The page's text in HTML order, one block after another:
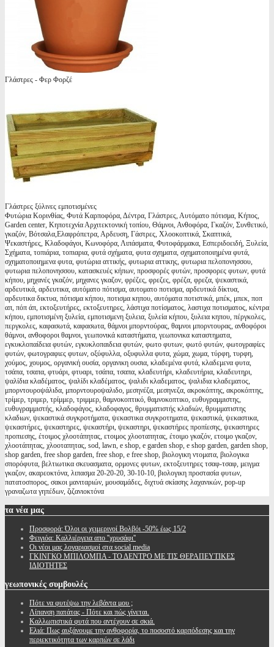
Γλάστρες - Φερ Φορζέ
Γλάστρες ξύλινες εμποτισμένες
Φυτώρια Κορινθίας, Φυτά Καρποφόρα, Δέντρα, Γλάστρες, Αυτόματο πότισμα, Κήπος,
Garden center, Κηποτεχνία Αρχιτεκτονική τοπίου, Θάμνοι, Ανθοφόρα, Γκαζόν, Συνθετικό,
γκαζόν, Βότσαλα,Ελαφρόπετρα, Αρδευση, Γάστρες, Χλοοκοπτικά, Σκαπτικά,
Ψεκαστήρες, Κλαδοφάγοι, Κωνοφόρα, Λιπάσματα, Φυτοφάρμακα, Εσπεριδοειδή, Ξυλεία,
Σχήματα, τοπιάρια, τοπιαρια, φυτά σχήματα, φυτα σχηματα, σχηματοποιημένα φυτά,
σχηματοποιημενα φυτα, φυτώρια αττικής, φυτωρια αττικης, φυτωρια πελοπονησσου,
φυτωρια πελοπονησσου, κατασκευές κήπων, προσφορές φυτών, προσφορες φυτων, φυτά
κήπου, μηχανές γκαζόν, μηχανες γκαζον, φρέζες, φρεζες, φρέζα, φρεζα, ψεκαστικά,
αρδευτικά, αρδευτικα, αυτόματο πότισμα, αυτοματο ποτισμα, αρδευτικά δίκτυα,
αρδευτικα δικτυα, πότισμα κήπου, ποτισμα κηπου, αυτόματα ποτιστικά, μπέκ, μπεκ, ποπ
απ, πόπ άπ, εκτοξευτήρες, εκτοξευτηρες, λάστιχα ποτίσματος, λαστιχα ποτισματος, κέντρα
κήπου, εμποτισμένη ξυλεία, εμποτισμενη ξυλεια, ξυλεία κήπου, ξυλεια κηπου, πέργκολες,
περγκολες, καφασωτά, καφασωτα, θάμνοι μπορντούρας, θαμνοι μπορντουρας, ανθοφόροι
θάμνοι, ανθοφοροι θαμνοι, γεωπονικά καταστήματα, γεωπονικα καταστηματα,
εγκυκλοπαίδεια φυτών, εγκυκλοπαιδεια φυτών, φωτο φυτων, φωτό φυτών, φωτογραφίες
φυτών, φωτογραφιες φυτων, οξύφυλλα, οξυφυλλα φυτα, χώμα, χωμα, τύρφη, τυρφη,
χούμος, χουμος, οργανική ουσία, οργανικη ουσια, κλαδεμένα φυτά, κλαδεμενα φυτα,
τσάπα, τσαπα, φτυάρι, φτυαρι, τσάπα, τσαπα, κλαδευτήρι, κλαδευτήρια, κλαδευτηρι,
ψαλίδια κλαδέματος, ψαλίδι κλαδέματος, ψαλιδι κλαδεματος, ψαλιδια κλαδεματος,
μπορντουροψάλιδα, μπορντουροψαλιδο, μεσηνέζα, μεσηνεζα, ακροκόπτης, ακροκόπτης,
τρίμερ, τριμερ, τρίμμερ, τριμμερ, θαμνοκοπτικό, θαμνοκοπτικο, ευθυγραμμιστης,
ευθυγραμμιστής, κλαδοφάγος, κλαδοφαγος, θρυμματιστής κλαδιών, θρυμματιστης
κλαδιων, ψεκαστικά συγκροτήματα, ψεκαστικα συγκροτηματα, ψεκαστικά, ψεκαστικα,
ψεκαστήρες, ψεκαστηρες, ψεκαστήρι, ψεκαστηρι, ψεκαστήρες προπίεσης, ψεκαστηρες
προπιεσης, έτοιμος χλοοτάπητας, ετοιμος χλοοταπητας, έτοιμο γκαζόν, ετοιμο γκαζον,
χλοοτάπητας, χλοοταπητας, sod, lawn, e shop, e garden shop, e shop garden, garden shop,
shop garden, free shop garden, free shop, e free shop, βιολογικη ντοματα, βιολογικα
σπορόφυτα, βελτιωτικα σκευασματα, ορμονες φυτων, εκτοξευτηρες τσαφ-τσαφ, μειγμα
γκαζον, ακαρεοκτόνα, λιπασμα 20-20-20, 30-10-10, βιολογικη προστασία φυτων,
πατατοσπορος, σακοι μανιταριών, μουσαμάδες, διχτυά σκίασης λαχανικών, pop-up
γραναζωτα γηπέδων, ζιζανιοκτόνα
τα νέα μας
Προσφορά: Όλοι οι χειμερινοί Βολβόι -50% έως 15/2
Φειγιόα: Καλλιέργεια απο ''χρυσάφι''
Oι νέοι μας λογαριασμοί στα social media
ΓΚΙΝΓΚΟ ΜΠΙΛΟΜΠΑ - ΤΟ ΔΕΝΤΡΟ ΜΕ ΤΙΣ ΘΕΡΑΠΕΥΤΙΚΕΣ
ΙΔΙΟΤΗΤΕΣ
γεωπονικές συμβουλές
Πότε να φυτέψω την λεβάντα μου ;
Λίπανση πατάτας - Πότε και πώς γίνεται.
Καλλωπιστικά φυτά που αντέχουν σε σκιά.
Ελιά: Πως αυξάνουμε την ανθοφορία, το ποσοστό καρπόδεσης και την
περιεκτικότητα των καρπών σε λάδι